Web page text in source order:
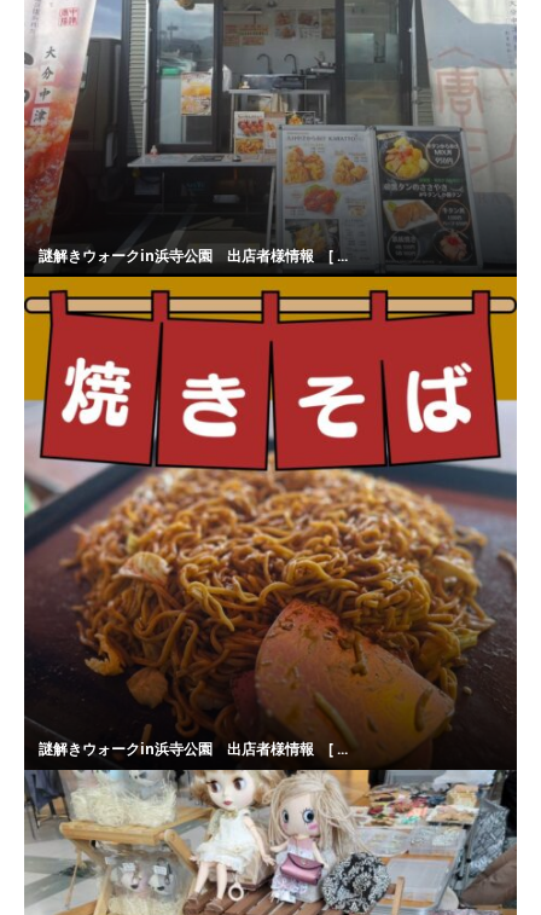
謎解きウォークin浜寺公園 出店者様情報 [ ...
謎解きウォークin浜寺公園 出店者様情報 [ ...